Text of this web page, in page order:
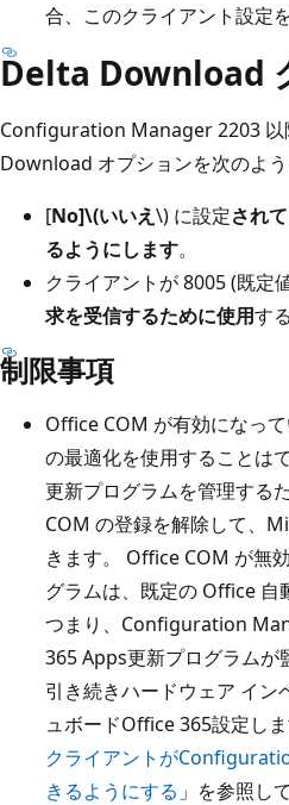
合、このクライアント設定
Delta Download
Configuration Manager 2203 以
Download オプションを次のよう
[No]\(いいえ\) に設定され
るようにします。
クライアントが 8005 (既定
求を受信するために使用す
制限事項
Office COM が有効になっ
の最適化を使用することは
更新プログラムを管理す
COM の登録を解除して、
きます。 Office COM が無
グラムは、既定の Office 自
つまり、Configuration
365 Apps更新プログラム
引き続きハードウェア イ
ュボードOffice 365設定し
クライアントが
きるようにする 」を参照し